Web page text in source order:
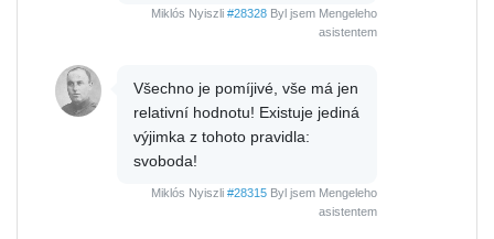
Miklós Nyiszli #28328 Byl jsem Mengeleho
asistentem
Všechno je pomíjivé, vše má jen
relativní hodnotu! Existuje jediná
výjimka z tohoto pravidla:
svoboda!
Miklós Nyiszli #28315 Byl jsem Mengeleho
asistentem